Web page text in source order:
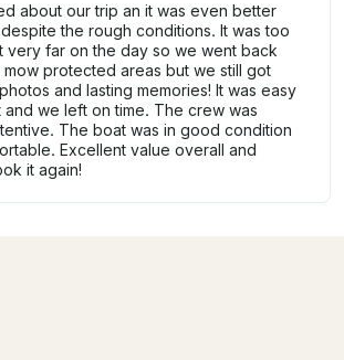
about our trip an it was even better
the rough conditions. It was too
very far on the day so we went back
protected areas but we still got
and lasting memories! It was easy
we left on time. The crew was
The boat was in good condition
Excellent value overall and
it again!